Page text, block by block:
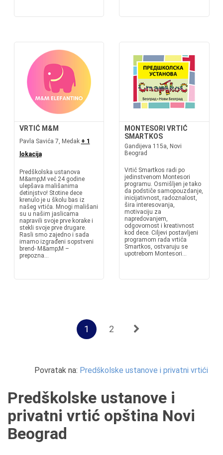
VRTIĆ M&M
Pavla Savića 7, Medak + 1
lokacija
Predškolska ustanova
M&amp;M već 24 godine
ulepšava mališanima
detinjstvo! Stotine dece
krenulo je u školu bas iz
našeg vrtića. Mnogi mališani
su u našim jaslicama
napravili svoje prve korake i
stekli svoje prve drugare.
Rasli smo zajedno i sada
imamo izgrađeni sopstveni
brend- M&amp;M –
prepozna...
MONTESORI VRTIĆ
SMARTKOS
Gandijeva 115a, Novi
Beograd
Vrtić Smartkos radi po
jedinstvenom Montesori
programu. Osmišljen je tako
da podstiče samopouzdanje,
inicijativnost, radoznalost,
šira interesovanja,
motivaciju za
napredovanjem,
odgovornost i kreativnost
kod dece. Ciljevi postavljeni
programom rada vrtića
Smartkos, ostvaruju se
upotrebom Montesori...
1 2
Povratak na: Predškolske ustanove i privatni vrtići
Predškolske ustanove i
privatni vrtić opština Novi
Beograd